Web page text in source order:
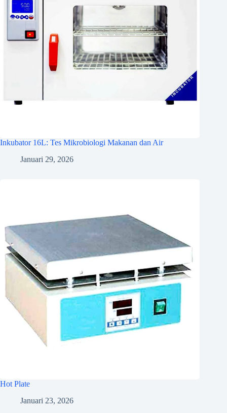
Inkubator 16L: Tes Mikrobiologi Makanan dan Air
Januari 29, 2026
Hot Plate
Januari 23, 2026